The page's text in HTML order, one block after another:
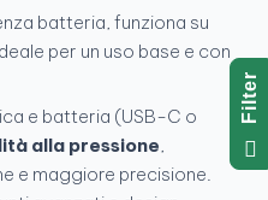
batteria, funziona su
per un uso base e con
e batteria (USB-C o
alla pressione
e maggiore precisione.
R